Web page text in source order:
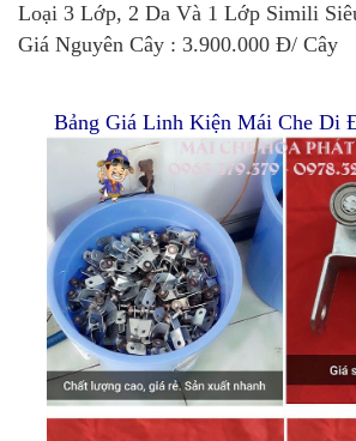
Loại 3 Lớp, 2 Da Và 1 Lớp Simili
Giá Nguyên Cây : 3.900.000 Đ/ Cây
Bảng Giá Linh Kiện Mái Che Di